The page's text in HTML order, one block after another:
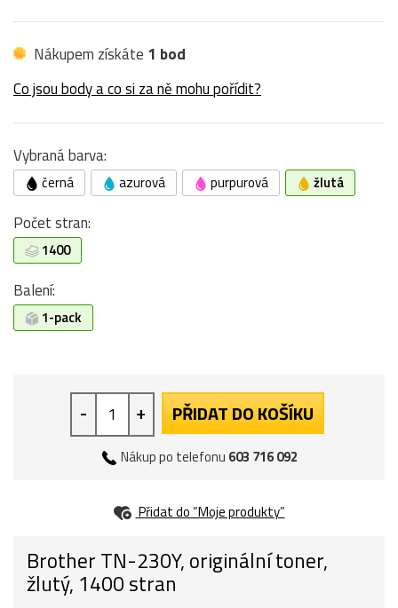
Nákupem získáte 1 bod
Co jsou body a co si za ně mohu pořídit?
Vybraná barva:
černá azurová purpurová žlutá
Počet stran:
1400
Balení:
1-pack
- + PŘIDAT DO KOŠÍKU
Nákup po telefonu 603 716 092
Přidat do “Moje produkty”
Brother TN-230Y, originální toner,
žlutý, 1400 stran